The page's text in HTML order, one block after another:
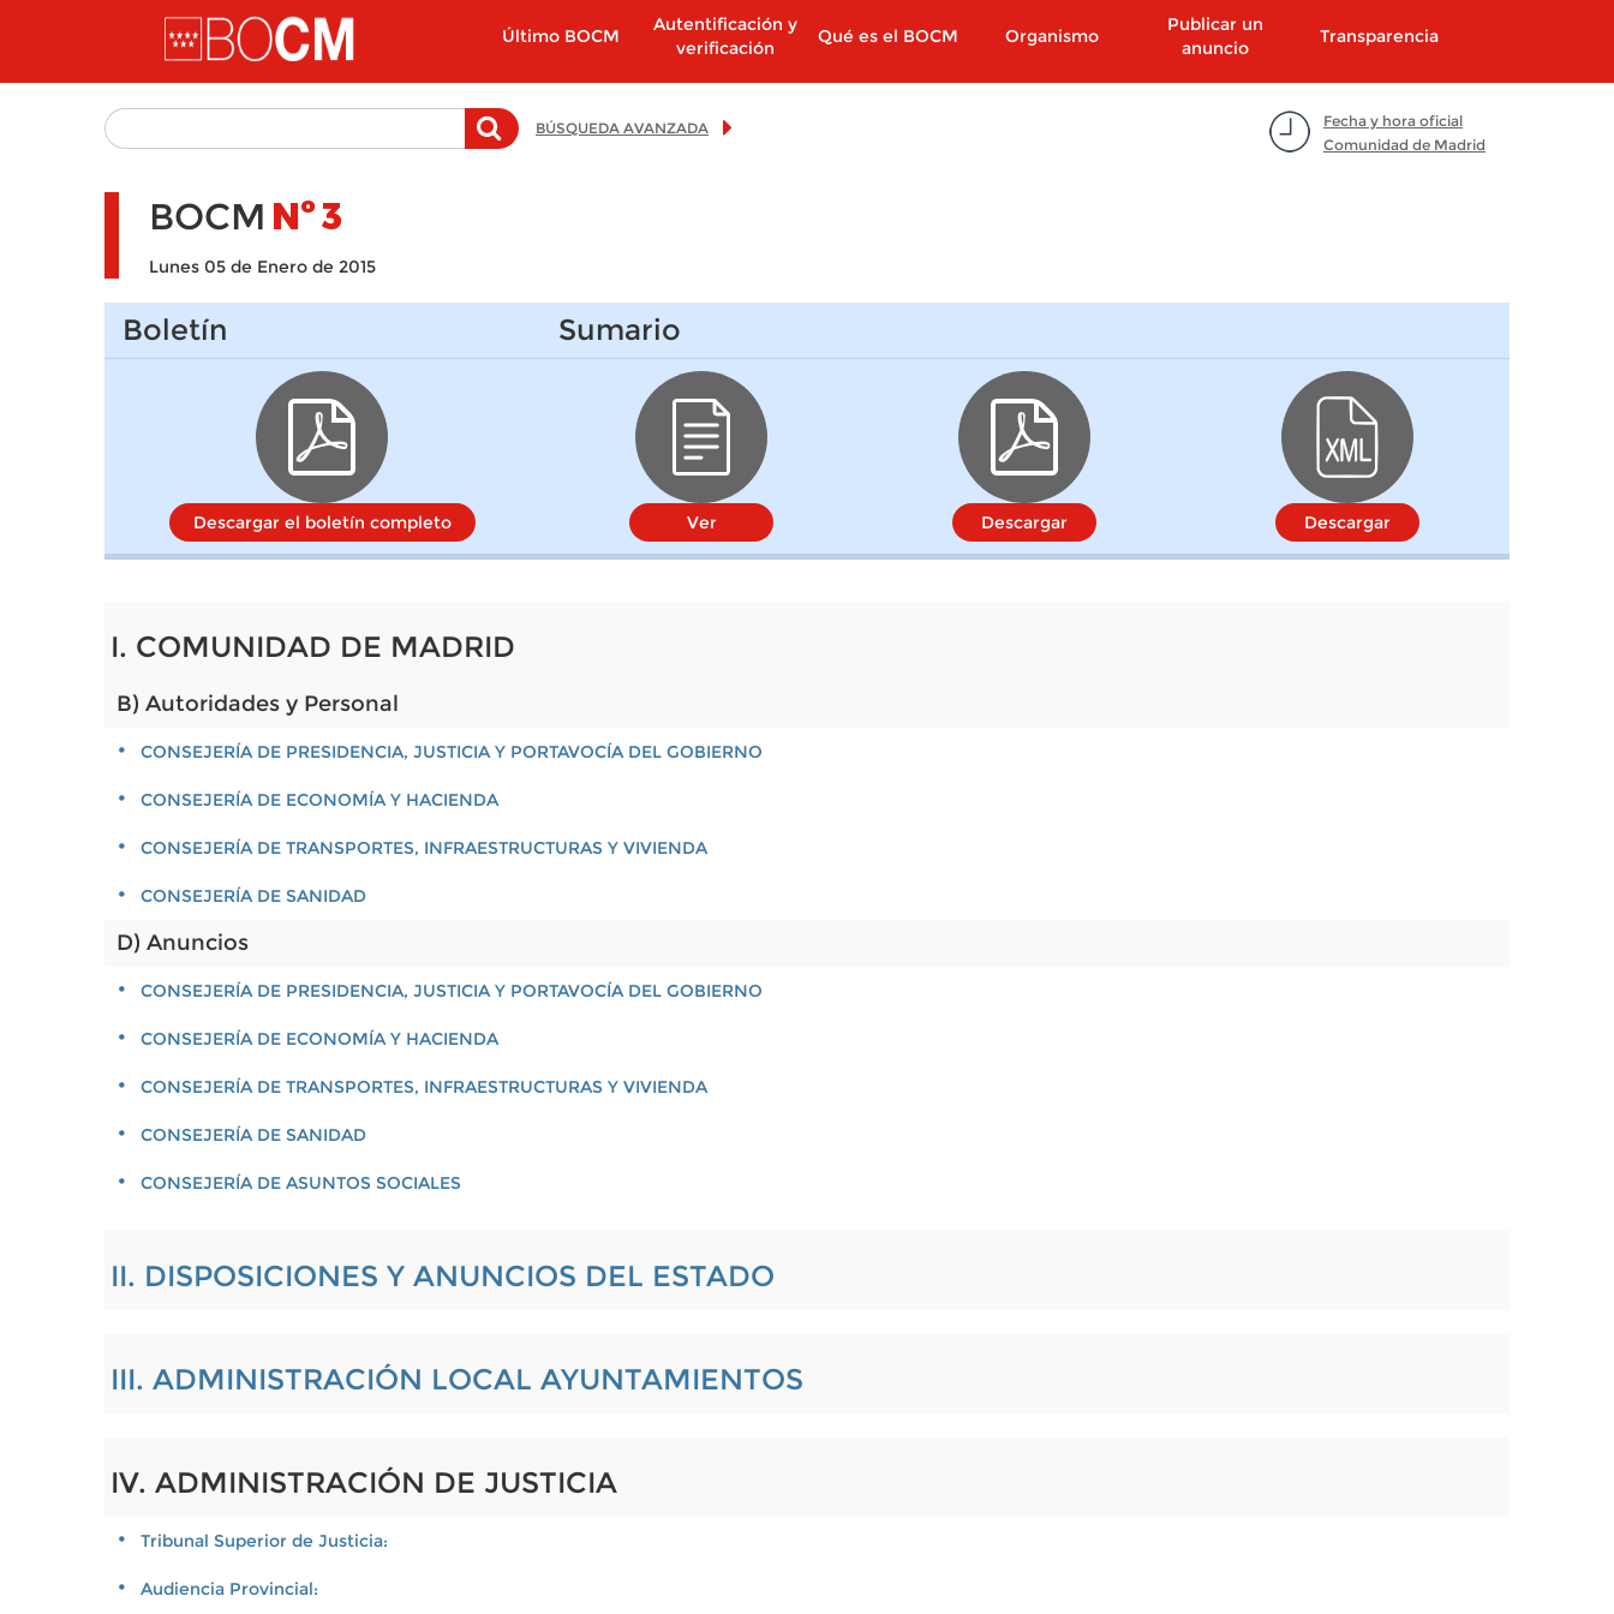
Pasar al contenido principal
Último BOCM
Autentificación y
verificación
Qué es el BOCM Organismo
Publicar un
anuncio
Transparencia
Fecha y hora oficial
Comunidad de Madrid
BÚSQUEDA AVANZADA
BOCM Nº3
Lunes 05 de Enero de 2015
Boletín
Descargar el boletín completo
Sumario
Ver Descargar Descargar
I. COMUNIDAD DE MADRID
B) Autoridades y Personal
CONSEJERÍA DE PRESIDENCIA, JUSTICIA Y PORTAVOCÍA DEL GOBIERNO
CONSEJERÍA DE ECONOMÍA Y HACIENDA
CONSEJERÍA DE TRANSPORTES, INFRAESTRUCTURAS Y VIVIENDA
CONSEJERÍA DE SANIDAD
D) Anuncios
CONSEJERÍA DE PRESIDENCIA, JUSTICIA Y PORTAVOCÍA DEL GOBIERNO
CONSEJERÍA DE ECONOMÍA Y HACIENDA
CONSEJERÍA DE TRANSPORTES, INFRAESTRUCTURAS Y VIVIENDA
CONSEJERÍA DE SANIDAD
CONSEJERÍA DE ASUNTOS SOCIALES
II. DISPOSICIONES Y ANUNCIOS DEL ESTADO
III. ADMINISTRACIÓN LOCAL AYUNTAMIENTOS
IV. ADMINISTRACIÓN DE JUSTICIA
Tribunal Superior de Justicia:
Audiencia Provincial: